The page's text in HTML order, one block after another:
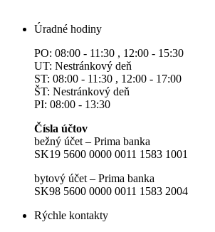
Úradné hodiny
PO: 08:00 - 11:30 , 12:00 - 15:30
UT: Nestránkový deň
ST: 08:00 - 11:30 , 12:00 - 17:00
ŠT: Nestránkový deň
PI: 08:00 - 13:30
Čísla účtov
bežný účet – Prima banka
SK19 5600 0000 0011 1583 1001
bytový účet – Prima banka
SK98 5600 0000 0011 1583 2004
Rýchle kontakty